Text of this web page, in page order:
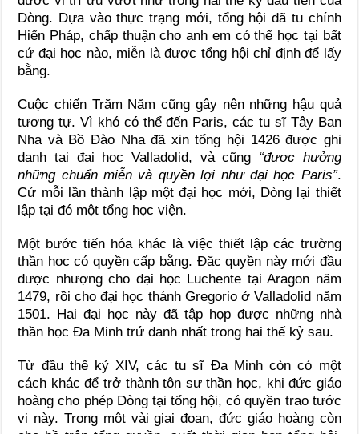
Dòng. Dựa vào thực trạng mới, tổng hội đã tu chính
Hiến Pháp, chấp thuận cho anh em có thể học tại bất
cứ đại học nào, miễn là được tổng hội chỉ định để lấy
bằng.
Cuộc chiến Trăm Năm cũng gây nên những hậu quả
tương tự. Vì khó có thể đến Paris, các tu sĩ Tây Ban
Nha và Bồ Đào Nha đã xin tổng hội 1426 được ghi
danh tại đại học Valladolid, và cũng “được hưởng
những chuẩn miễn và quyền lợi như đại học Paris”.
Cứ mỗi lần thành lập một đại học mới, Dòng lại thiết
lập tại đó một tổng học viện.
Một bước tiến hóa khác là việc thiết lập các trường
thần học có quyền cấp bằng. Đặc quyền này mới đầu
được nhượng cho đại học Luchente tại Aragon năm
1479, rồi cho đại học thánh Gregorio ở Valladolid năm
1501. Hai đại học này đã tập họp được những nhà
thần học Đa Minh trứ danh nhất trong hai thế kỷ sau.
Từ đầu thế kỷ XIV, các tu sĩ Đa Minh còn có một
cách khác để trở thành tôn sư thần học, khi đức giáo
hoàng cho phép Dòng tại tổng hội, có quyền trao tước
vị này. Trong một vài giai đoạn, đức giáo hoàng còn